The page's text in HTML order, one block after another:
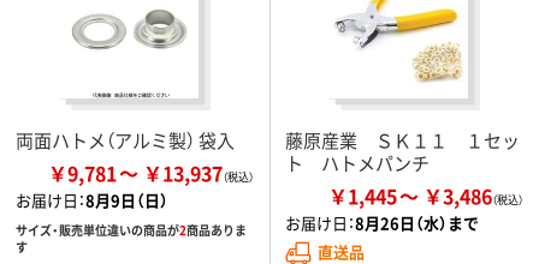
両面ハトメ（アルミ製） 袋入
￥9,781 ￥13,937
お届け日：8月9日（日）
サイズ・販売単位違いの商品が2商品ありま
す
藤原産業 ＳＫ１１ １セッ
ト ハトメパンチ
￥1,445 ￥3,486
お届け日：8月26日（水）まで
直送品